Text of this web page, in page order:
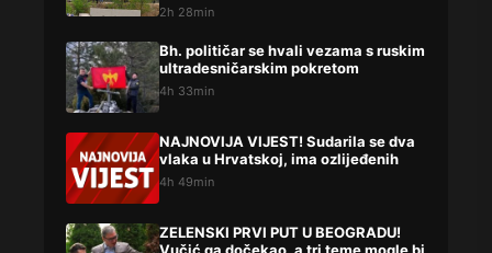
2h 28min
Bh. političar se hvali vezama s ruskim
ultradesničarskim pokretom
4h 33min
NAJNOVIJA VIJEST! Sudarila se dva
vlaka u Hrvatskoj, ima ozlijeđenih
4h 49min
ZELENSKI PRVI PUT U BEOGRADU!